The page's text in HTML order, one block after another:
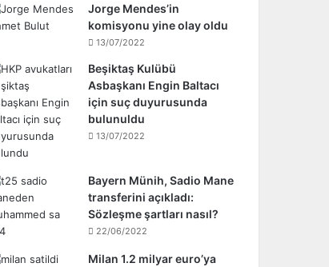
Jorge Mendes’in
komisyonu yine olay oldu
13/07/2022
Beşiktaş Kulübü
Asbaşkanı Engin Baltacı
için suç duyurusunda
bulunuldu
13/07/2022
Bayern Münih, Sadio Mane
transferini açıkladı:
Sözleşme şartları nasıl?
22/06/2022
Milan 1.2 milyar euro’ya